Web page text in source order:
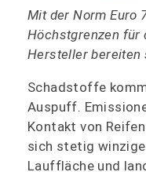
Mit der Norm Euro
Höchstgrenzen für
Hersteller bereiten
Schadstoffe
Auspuff.
Kontakt von
sich stetig
Lauffläche und